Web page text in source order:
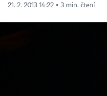
21. 2. 2013 14:22 ▪ 3 min. čtení